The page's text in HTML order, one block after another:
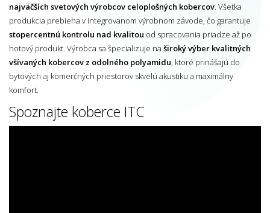
najväčších svetových výrobcov celoplošných kobercov. Všetka
produkcia prebieha v integrovanom výrobnom závode, čo garantuje
stopercentnú kontrolu nad kvalitou od spracovania priadze až po
hotový produkt. Výrobca sa špecializuje na široký výber kvalitných
všívaných kobercov z odolného polyamidu, ktoré prinášajú do
bytových aj komerčných priestorov skvelú akustiku a maximálny
komfort.
Spoznajte koberce ITC